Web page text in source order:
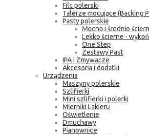
Filc polerski
Talerze mocujące (Backing
Pasty polerskie
Mocno i średnio
Lekko ścierne -
One Step
Zestawy Past
IPA i Zmywacze
Akcesoria i dodatki
Urządzenia
Maszyny polerskie
Szlifierki
Mini szlifierki i polerki
Mierniki Lakieru
Oświetlenie
Dmuchawy
Pianownice